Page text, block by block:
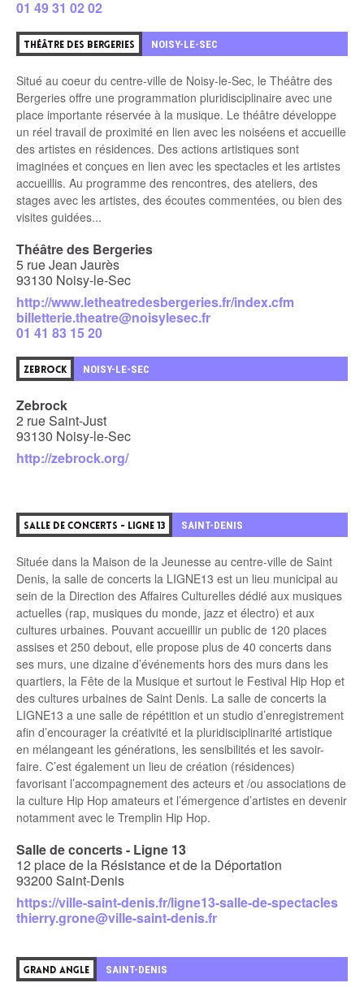
01 49 31 02 02
THÉÂTRE DES BERGERIES NOISY-LE-SEC
Situé au coeur du centre-ville de Noisy-le-Sec, le Théâtre des
Bergeries offre une programmation pluridisciplinaire avec une
place importante réservée à la musique. Le théâtre développe
un réel travail de proximité en lien avec les noiséens et accueille
des artistes en résidences. Des actions artistiques sont
imaginées et conçues en lien avec les spectacles et les artistes
accueillis. Au programme des rencontres, des ateliers, des
stages avec les artistes, des écoutes commentées, ou bien des
visites guidées...
Théâtre des Bergeries
5 rue Jean Jaurès
93130 Noisy-le-Sec
http://www.letheatredesbergeries.fr/index.cfm
billetterie.theatre@noisylesec.fr
01 41 83 15 20
ZEBROCK NOISY-LE-SEC
Zebrock
2 rue Saint-Just
93130 Noisy-le-Sec
http://zebrock.org/
SALLE DE CONCERTS - LIGNE 13 SAINT-DENIS
Située dans la Maison de la Jeunesse au centre-ville de Saint
Denis, la salle de concerts la LIGNE13 est un lieu municipal au
sein de la Direction des Affaires Culturelles dédié aux musiques
actuelles (rap, musiques du monde, jazz et électro) et aux
cultures urbaines. Pouvant accueillir un public de 120 places
assises et 250 debout, elle propose plus de 40 concerts dans
ses murs, une dizaine d’événements hors des murs dans les
quartiers, la Fête de la Musique et surtout le Festival Hip Hop et
des cultures urbaines de Saint Denis. La salle de concerts la
LIGNE13 a une salle de répétition et un studio d’enregistrement
afin d’encourager la créativité et la pluridisciplinarité artistique
en mélangeant les générations, les sensibilités et les savoir-
faire. C’est également un lieu de création (résidences)
favorisant l’accompagnement des acteurs et /ou associations de
la culture Hip Hop amateurs et l’émergence d’artistes en devenir
notamment avec le Tremplin Hip Hop.
Salle de concerts - Ligne 13
12 place de la Résistance et de la Déportation
93200 Saint-Denis
https://ville-saint-denis.fr/ligne13-salle-de-spectacles
thierry.grone@ville-saint-denis.fr
GRAND ANGLE SAINT-DENIS